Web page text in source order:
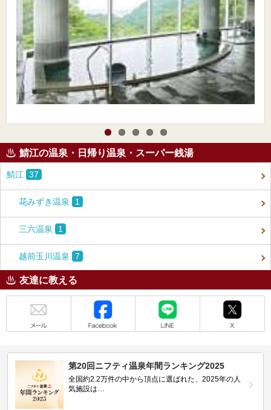
鯖江の温泉・日帰り温泉・スーパー銭湯
鯖江 37
花みずき温泉 1
三六温泉 1
越前玉川温泉 7
友達に教える
第20回ニフティ温泉年間ランキング2025
全国約2.2万件の中から頂点に選ばれた、2025年の人
気施設は…